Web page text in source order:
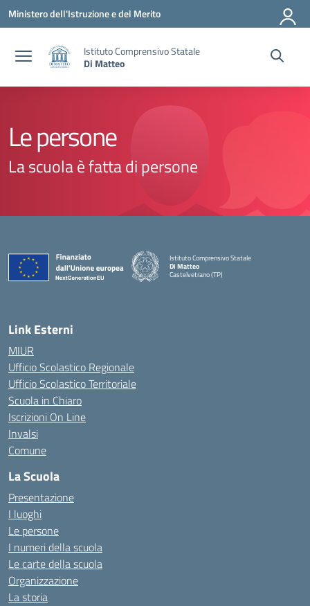
Vai ai contenuti
Vai al menu di navigazione
Vai al footer
Ministero dell'Istruzione e del Merito
Istituto Comprensivo Statale
Di Matteo
Le persone
La scuola è fatta di persone
Istituto Comprensivo Statale
Di Matteo
Castelvetrano (TP)
Link Esterni
MIUR
Ufficio Scolastico Regionale
Ufficio Scolastico Territoriale
Scuola in Chiaro
Iscrizioni On Line
Invalsi
Comune
La Scuola
Presentazione
I luoghi
Le persone
I numeri della scuola
Le carte della scuola
Organizzazione
La storia